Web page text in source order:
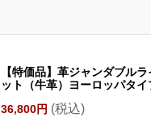
【特価品】革ジャンダブル
ット（牛革）ヨーロッパタ
36,800円 (税込)